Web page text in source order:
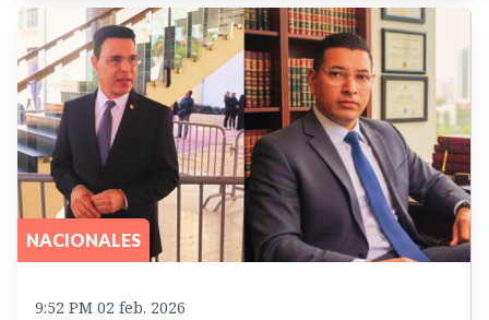
NACIONALES
9:52 PM 02 feb. 2026